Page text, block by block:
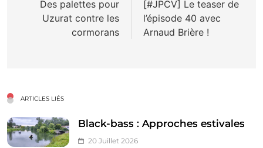
l’article
Des palettes pour
Uzurat contre les
cormorans
[#JPCV] Le teaser de
l’épisode 40 avec
Arnaud Brière !
ARTICLES LIÉS
Black-bass : Approches estivales
20 Juillet 2026